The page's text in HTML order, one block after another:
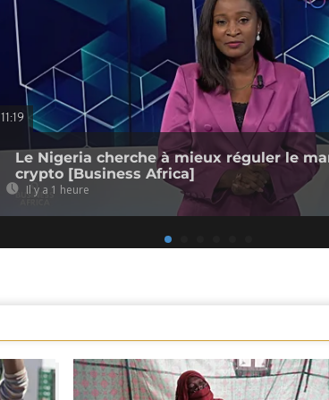
11:19
Le Nigeria cherche à mieux réguler le
crypto [Business Africa]
Il y a 1 heure